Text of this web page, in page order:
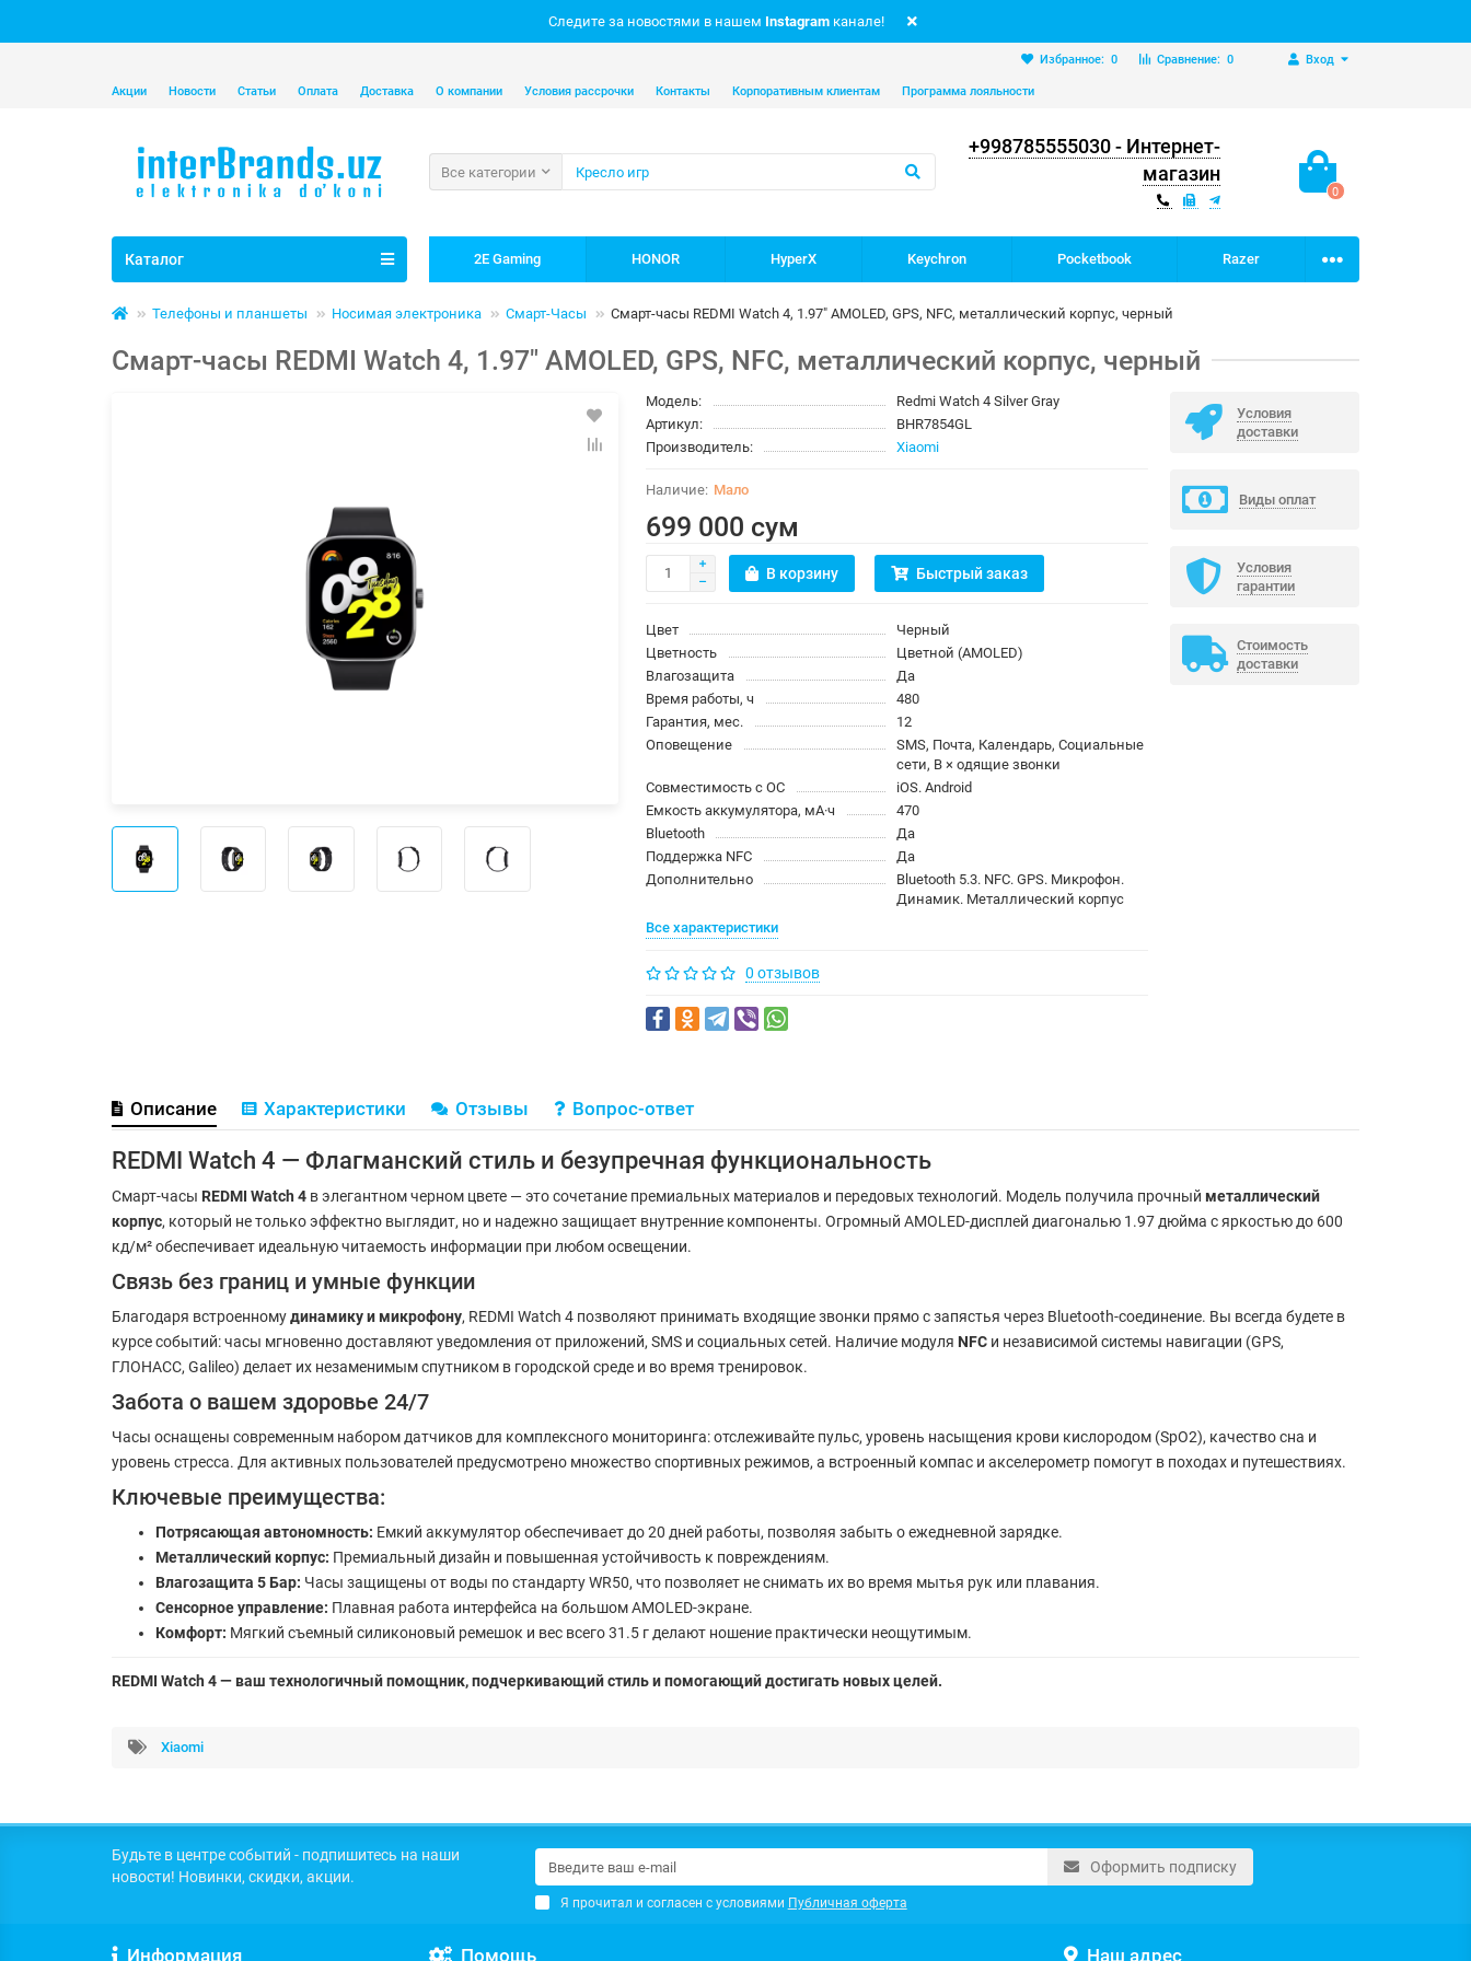
Следите за новостями в нашем Instagram канале!
Вход
Сравнение: 0
Избранное: 0
Акции Новости Статьи Оплата Доставка О компании Условия рассрочки Контакты Корпоративным клиентам Программа лояльности
+998785555030 - Интернет-
магазин
0
Все категории
Каталог 2E Gaming HONOR HyperX Keychron Pocketbook Razer
Телефоны и планшеты Носимая электроника Смарт-Часы Смарт-часы REDMI Watch 4, 1.97" AMOLED, GPS, NFC, металлический корпус, черный
Смарт-часы REDMI Watch 4, 1.97" AMOLED, GPS, NFC, металлический корпус, черный
Модель:
Redmi Watch 4 Silver Gray
Артикул:
BHR7854GL
Производитель:
Xiaomi
Мало
699 000 сум
В корзину Быстрый заказ
Цвет
Черный
Цветность
Цветной (AMOLED)
Влагозащита
Да
Время работы, ч
480
Гарантия, мес.
12
Оповещение
SMS, Почта, Календарь, Социальные
сети, В × одящие звонки
Совместимость с ОС
iOS. Android
Емкость аккумулятора, мА·ч
470
Bluetooth
Да
Поддержка NFC
Да
Дополнительно
Bluetooth 5.3. NFC. GPS. Микрофон.
Динамик. Металлический корпус
Все характеристики
0 отзывов
Условия
доставки
Виды оплат
Условия
гарантии
Стоимость
доставки
Описание Характеристики Отзывы Вопрос-ответ
REDMI Watch 4 — Флагманский стиль и безупречная функциональность
Смарт-часы REDMI Watch 4 в элегантном черном цвете — это сочетание премиальных материалов и передовых технологий. Модель получила прочный металлический
корпус, который не только эффектно выглядит, но и надежно защищает внутренние компоненты. Огромный AMOLED-дисплей диагональю 1.97 дюйма с яркостью до 600
кд/м² обеспечивает идеальную читаемость информации при любом освещении.
Связь без границ и умные функции
Благодаря встроенномудинамику и микрофону, REDMI Watch 4 позволяют принимать входящие звонки прямо с запястья через Bluetooth-соединение. Вы всегда будете в
курсе событий: часы мгновенно доставляют уведомления от приложений, SMS и социальных сетей. Наличие модуля NFC и независимой системы навигации (GPS,
ГЛОНАСС, Galileo) делает их незаменимым спутником в городской среде и во время тренировок.
Забота о вашем здоровье 24/7
Часы оснащены современным набором датчиков для комплексного мониторинга: отслеживайте пульс, уровень насыщения крови кислородом (SpO2), качество сна и
уровень стресса. Для активных пользователей предусмотрено множество спортивных режимов, а встроенный компас и акселерометр помогут в походах и путешествиях.
Ключевые преимущества:
Потрясающая автономность: Емкий аккумулятор обеспечивает до 20 дней работы, позволяя забыть о ежедневной зарядке.
Металлический корпус: Премиальный дизайн и повышенная устойчивость к повреждениям.
Влагозащита 5 Бар: Часы защищены от воды по стандарту WR50, что позволяет не снимать их во время мытья рук или плавания.
Сенсорное управление: Плавная работа интерфейса на большом AMOLED-экране.
Комфорт: Мягкий съемный силиконовый ремешок и вес всего 31.5 г делают ношение практически неощутимым.
REDMI Watch 4 — ваш технологичный помощник, подчеркивающий стиль и помогающий достигать новых целей.
Xiaomi
Будьте в центре событий - подпишитесь на наши
новости! Новинки, скидки, акции.
Оформить подписку
Я прочитал и согласен с условиями Публичная оферта
Информация Помощь Наш адрес